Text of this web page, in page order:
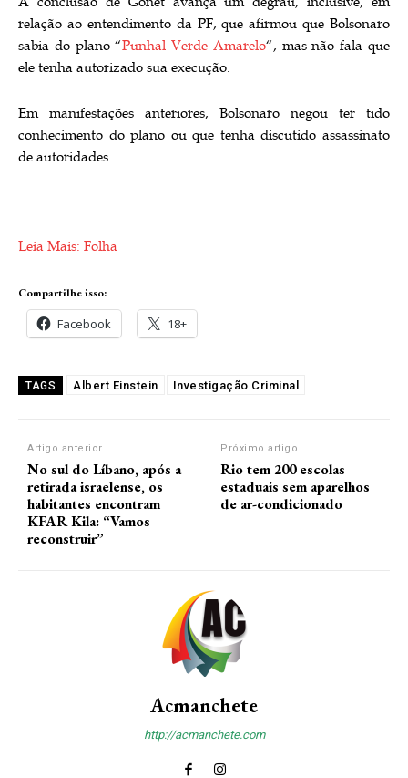
relação ao entendimento da PF, que afirmou que Bolsonaro
sabia do plano “Punhal Verde Amarelo“, mas não fala que
ele tenha autorizado sua execução.
Em manifestações anteriores, Bolsonaro negou ter tido
conhecimento do plano ou que tenha discutido assassinato
de autoridades.
Leia Mais: Folha
Compartilhe isso:
Facebook 18+
TAGS Albert Einstein Investigação Criminal
Artigo anterior
No sul do Líbano, após a
retirada israelense, os
habitantes encontram
KFAR Kila: “Vamos
reconstruir”
Próximo artigo
Rio tem 200 escolas
estaduais sem aparelhos
de ar-condicionado
Acmanchete
http://acmanchete.com